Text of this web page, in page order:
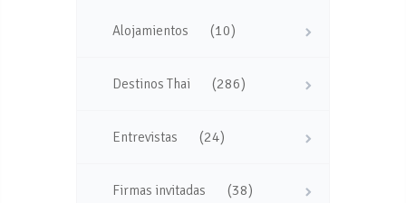
Alojamientos (10)
Destinos Thai (286)
Entrevistas (24)
Firmas invitadas (38)